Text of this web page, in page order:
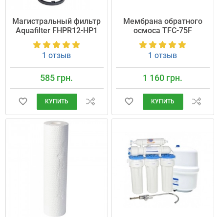
Магистральный фильтр
Aquafilter FHPR12-HP1
1 отзыв
585 грн.
КУПИТЬ
Мембрана обратного
осмоса TFC-75F
1 отзыв
1 160 грн.
КУПИТЬ